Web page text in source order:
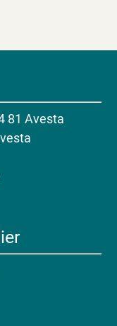
81 Avesta